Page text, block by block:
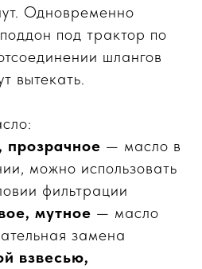
Одновременно
под трактор по
шлангов
вытекать.
прозрачное — масло в
можно использовать
фильтрации
мутное — масло
замена
взвесью,